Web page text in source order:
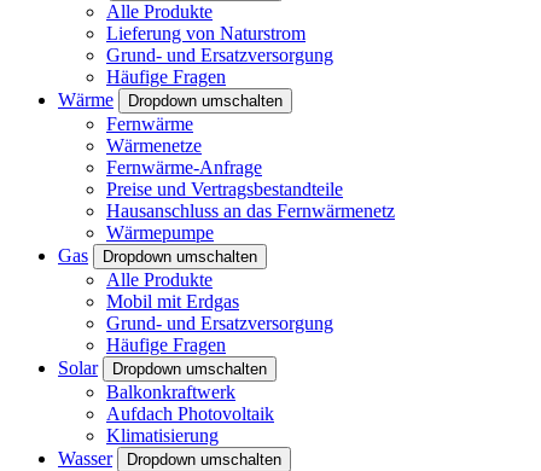
Alle Produkte
Lieferung von Naturstrom
Grund- und Ersatzversorgung
Häufige Fragen
Wärme
Dropdown umschalten
Fernwärme
Wärmenetze
Fernwärme-Anfrage
Preise und Vertragsbestandteile
Hausanschluss an das Fernwärmenetz
Wärmepumpe
Gas
Dropdown umschalten
Alle Produkte
Mobil mit Erdgas
Grund- und Ersatzversorgung
Häufige Fragen
Solar
Dropdown umschalten
Balkonkraftwerk
Aufdach Photovoltaik
Klimatisierung
Wasser
Dropdown umschalten